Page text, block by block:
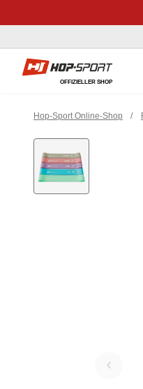
Hop-sport.at
OFFIZIELLER SHOP
Hop-Sport Online-Shop /